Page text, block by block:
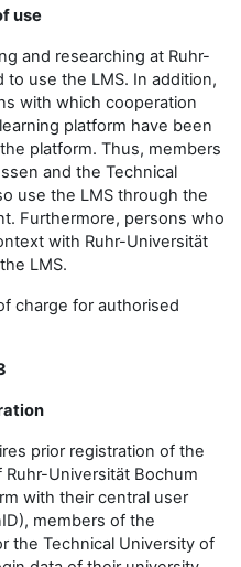
use
and researching at Ruhr-
use the LMS. In addition,
with which cooperation
platform have been
platform. Thus, members
and the Technical
use the LMS through the
Furthermore, persons who
with Ruhr-Universität
LMS.
charge for authorised
prior registration of the
Universität Bochum
with their central user
members of the
the Technical University of